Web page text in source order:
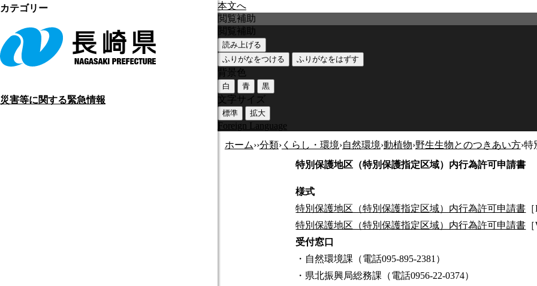
本文へ
災害等に関する緊急情報
閲覧補助
閲覧補助
読み上げる
ふりがなをつける
ふりがなをはずす
背景色
白 青 黒
文字サイズ
標準 拡大
Foreign Language
ホーム››分類›くらし・環境›自然環境›動植物›野生生物とのつきあい方›特
特別保護地区（特別保護指定区域）内行為許可申請書
様式
特別保護地区（特別保護指定区域）内行為許可申請書
特別保護地区（特別保護指定区域）内行為許可申請書
受付窓口
・自然環境課（電話095-895-2381）
・県北振興局総務課（電話0956-22-0374）
カテゴリー